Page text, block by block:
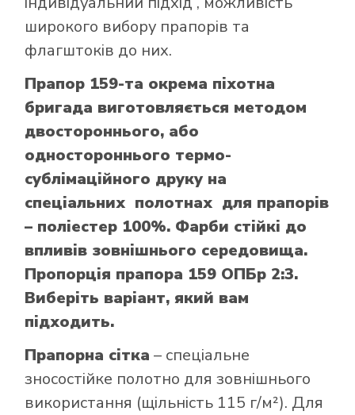
широкого вибору прапорів та
флагштоків до них.
Прапор 159-та окрема піхотна
бригада виготовляється методом
двостороннього, або
одностороннього термо-
сублімаційного друку на
спеціальних полотнах для прапорів
– поліестер 100%. Фарби стійкі до
впливів зовнішнього середовища.
Пропорція прапора 159 ОПБр 2:3.
Виберіть варіант, який вам
підходить.
Прапорна сітка – спеціальне
зносостійке полотно для зовнішнього
використання (щільність 115 г/м²). Для